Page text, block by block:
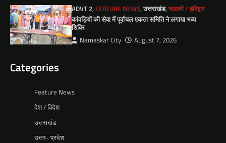
ADVT 2, FEATURE NEWS,उत्तराखंड,रूडकी / हरिद्वार
कांवड़ियों की सेवा में पूर्वांचल एकता समिति ने लगाया भव्य
शिविर
Namaskar City August 7, 2026
Categories
Feature News
देश / विदेश
उत्तराखंड
उत्तर- प्रदेश